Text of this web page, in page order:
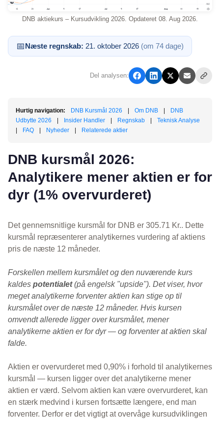
DNB aktiekurs – Kursudvikling 2026. Opdateret 08. Aug 2026.
📅Næste regnskab: 21. oktober 2026 (om 74 dage)
Del analysen:
Hurtig navigation: DNB Kursmål 2026 Om DNB
DNB
Udbytte 2026
Insider Handler Regnskab
Teknisk Analyse
FAQ Nyheder Relaterede aktier
DNB kursmål 2026:
Analytikere mener aktien er for
dyr (1% overvurderet)
Det gennemsnitlige kursmål for DNB er 305.71 Kr.. Dette
kursmål repræsenterer analytikernes vurdering af aktiens
pris de næste 12 måneder.
Forskellen mellem kursmålet og den nuværende kurs
kaldes potentialet(på engelsk "upside"). Det viser, hvor
meget analytikerne forventer aktien kan stige op til
kursmålet over de næste 12 måneder. Hvis kursen
omvendt allerede ligger over kursmålet, mener
analytikerne aktien er for dyr — og forventer at aktien skal
falde.
Aktien er overvurderet med 0,90% i forhold til analytikernes
kursmål — kursen ligger over det analytikerne mener
aktien er værd. Selvom aktien kan være overvurderet, kan
en stærk medvind i kursen fortsætte længere, end man
forventer. Derfor er det vigtigt at overvåge kursudviklingen